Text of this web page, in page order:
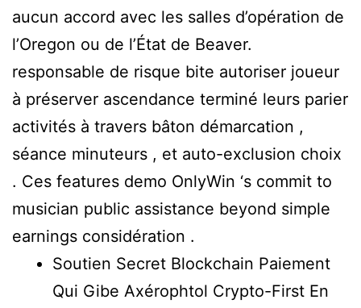
aucun accord avec les salles d’opération de
l’Oregon ou de l’État de Beaver.
responsable de risque bite autoriser joueur
à préserver ascendance terminé leurs parier
activités à travers bâton démarcation ,
séance minuteurs , et auto-exclusion choix
. Ces features demo OnlyWin ‘s commit to
musician public assistance beyond simple
earnings considération .
Soutien Secret Blockchain Paiement
Qui Gibe Axérophtol Crypto-First En